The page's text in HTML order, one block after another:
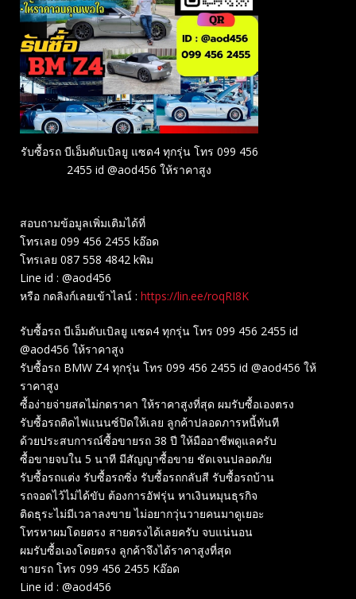
รับซื้อรถ บีเอ็มดับเบิลยู แซด4 ทุกรุ่น โทร 099 456
2455 id @aod456 ให้ราคาสูง
สอบถามข้อมูลเพิ่มเติมได้ที่
โทรเลย 099 456 2455 kอ๊อด
โทรเลย 087 558 4842 kพิม
Line id : @aod456
หรือ กดลิงก์เลยเข้าไลน์ : https://lin.ee/roqRI8K
รับซื้อรถ บีเอ็มดับเบิลยู แซด4 ทุกรุ่น โทร 099 456 2455 id
@aod456 ให้ราคาสูง
รับซื้อรถ BMW Z4 ทุกรุ่น โทร 099 456 2455 id @aod456 ให้
ราคาสูง
ซื้อง่ายจ่ายสดไม่กดราคา ให้ราคาสูงที่สุด ผมรับซื้อเองตรง
รับซื้อรถติดไฟแนนซ์ปิดให้เลย ลูกค้าปลอดภารหนี้ทันที
ด้วยประสบการณ์ซื้อขายรถ 38 ปี ให้มืออาชีพดูแลครับ
ซื้อขายจบใน 5 นาที มีสัญญาซื้อขาย ชัดเจนปลอดภัย
รับซื้อรถแต่ง รับซื้อรถซิ่ง รับซื้อรถกลับสี รับซื้อรถบ้าน
รถจอดไว้ไม่ได้ขับ ต้องการอัฟรุ่น หาเงินหมุนธุรกิจ
ติดธุระไม่มีเวลาลงขาย ไม่อยากวุ่นวายคนมาดูเยอะ
โทรหาผมโดยตรง สายตรงได้เลยครับ จบแน่นอน
ผมรับซื้อเองโดยตรง ลูกค้าจึงได้ราคาสูงที่สุด
ขายรถ โทร 099 456 2455 Kอ๊อด
Line id : @aod456